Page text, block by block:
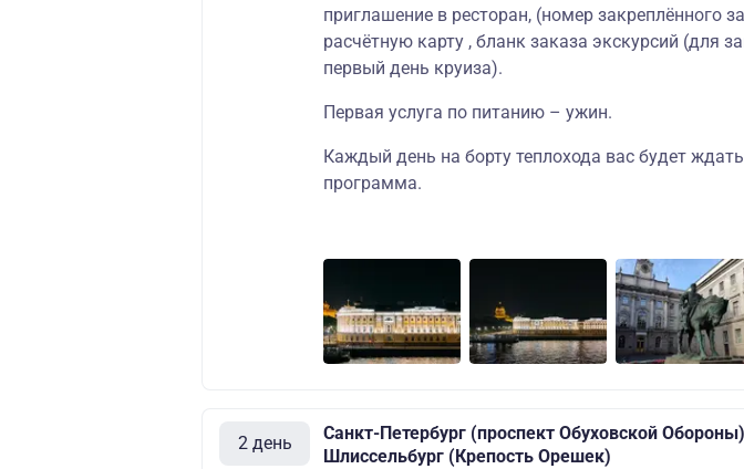
приглашение в ресторан, (номер закреплённого
расчётную карту , бланк заказа экскурсий (для
первый день круиза).
Первая услуга по питанию – ужин.
Каждый день на борту теплохода вас будет ждать
программа.
2 день
Санкт-Петербург (проспект Обуховской
Шлиссельбург (Крепость Орешек)